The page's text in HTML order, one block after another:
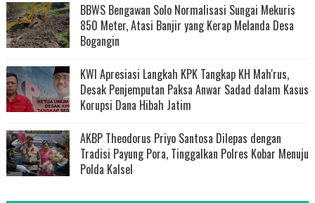
BBWS Bengawan Solo Normalisasi Sungai Mekuris
850 Meter, Atasi Banjir yang Kerap Melanda Desa
Bogangin
KWI Apresiasi Langkah KPK Tangkap KH Mah'rus,
Desak Penjemputan Paksa Anwar Sadad dalam Kasus
Korupsi Dana Hibah Jatim
AKBP Theodorus Priyo Santosa Dilepas dengan
Tradisi Payung Pora, Tinggalkan Polres Kobar Menuju
Polda Kalsel